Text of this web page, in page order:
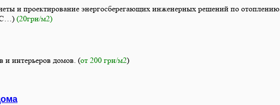
и проектирование энергосберегающих инженерных решений по
(20грн/м2)
и интерьеров домов. (от 200 грн/м2)